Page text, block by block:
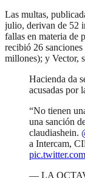
Las multas,
julio, derivan de 52
fallas en materia de
recibió 26
millones); y Vector,
Hacienda da
acusadas por
“No tienen
una sanción
claudiashein.
a Intercam,
— LA